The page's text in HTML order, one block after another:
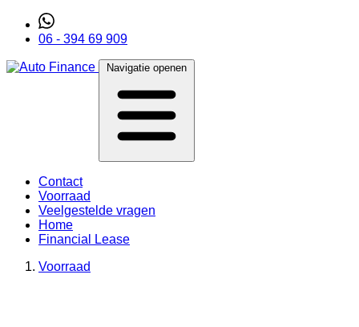
06 - 394 69 909
Navigatie openen
Contact
Voorraad
Veelgestelde vragen
Home
Financial Lease
Voorraad